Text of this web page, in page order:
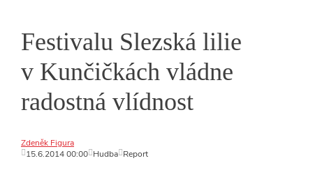
Festivalu Slezská lilie
v Kunčičkách vládne
radostná vlídnost
Zdeněk Figura
15.6.2014 00:00 Hudba Report